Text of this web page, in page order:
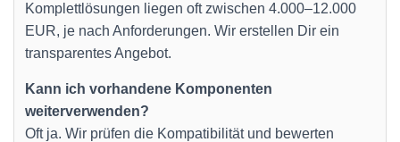
Komplettlösungen liegen oft zwischen 4.000–12.000
EUR, je nach Anforderungen. Wir erstellen Dir ein
transparentes Angebot.
Kann ich vorhandene Komponenten
weiterverwenden?
Oft ja. Wir prüfen die Kompatibilität und bewerten